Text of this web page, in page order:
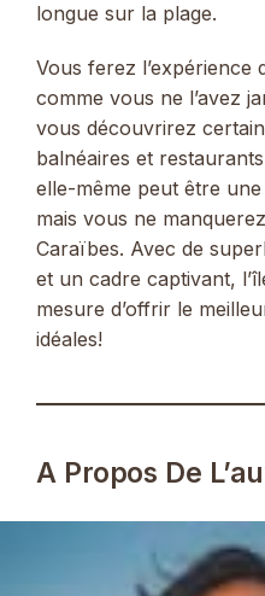
longue sur la plage.
Vous ferez l’expérience
comme vous ne l’avez
vous découvrirez
balnéaires et
elle-même peut être une
mais vous ne
Caraïbes. Avec de
et un cadre captivant,
mesure d’offrir le
idéales!
A Propos De